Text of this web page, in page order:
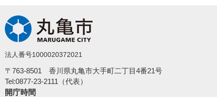
法人番号1000020372021
〒763-8501 香川県丸亀市大手町二丁目4番21号
Tel:0877-23-2111（代表）
開庁時間